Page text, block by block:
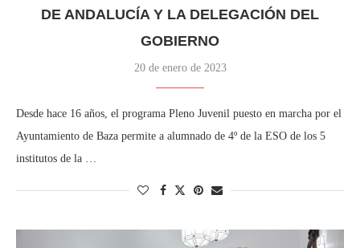
DE ANDALUCÍA Y LA DELEGACIÓN DEL
GOBIERNO
20 de enero de 2023
Desde hace 16 años, el programa Pleno Juvenil puesto en marcha por el
Ayuntamiento de Baza permite a alumnado de 4º de la ESO de los 5
institutos de la …